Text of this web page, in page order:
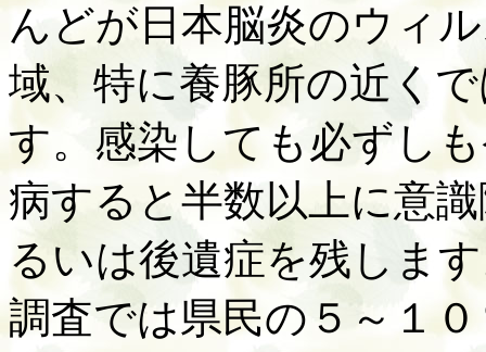
んどが日本脳炎のウィ
域、特に養豚所の近く
す。感染しても必ずし
病すると半数以上に意
るいは後遺症を残しま
調査では県民の５～１